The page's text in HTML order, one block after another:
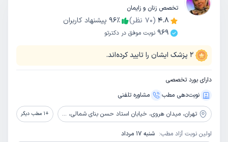
تخصص زنان و زایمان
4.8
(
70 نظر) 96٪
پیشنهاد کاربران
969 نوبت موفق در دکترتو
2 پزشک ایشان را تایید کرده‌اند.
دارای بورد تخصصی
نوبت‌دهی مطب
مشاوره‌ تلفنی
تهران، میدان هروی، خیابان استاد حسن بنای شمالی، ضلع جنوبی میدان ملت، پلاک 110، طبقه چهارم، واحد16 +
1 مطب دیگر
اولین نوبت آزاد مطب: شنبه 17 مرداد